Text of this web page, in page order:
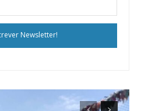
Newsletter!